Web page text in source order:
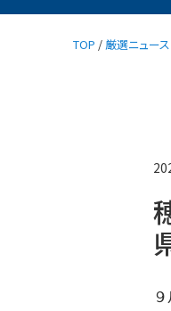
TOP / 厳選ニュース